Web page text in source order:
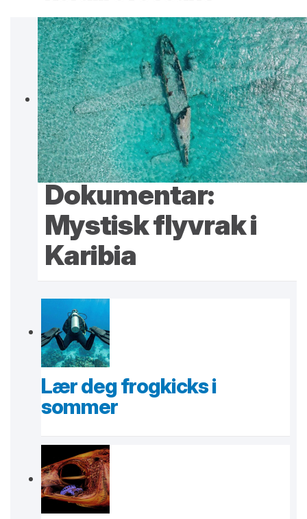
Dokumentar:
Mystisk flyvrak i
Karibia
Lær deg frogkicks i
sommer